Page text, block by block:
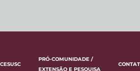
PRÓ-COMUNIDADE /
EXTENSÃO E PESQUISA